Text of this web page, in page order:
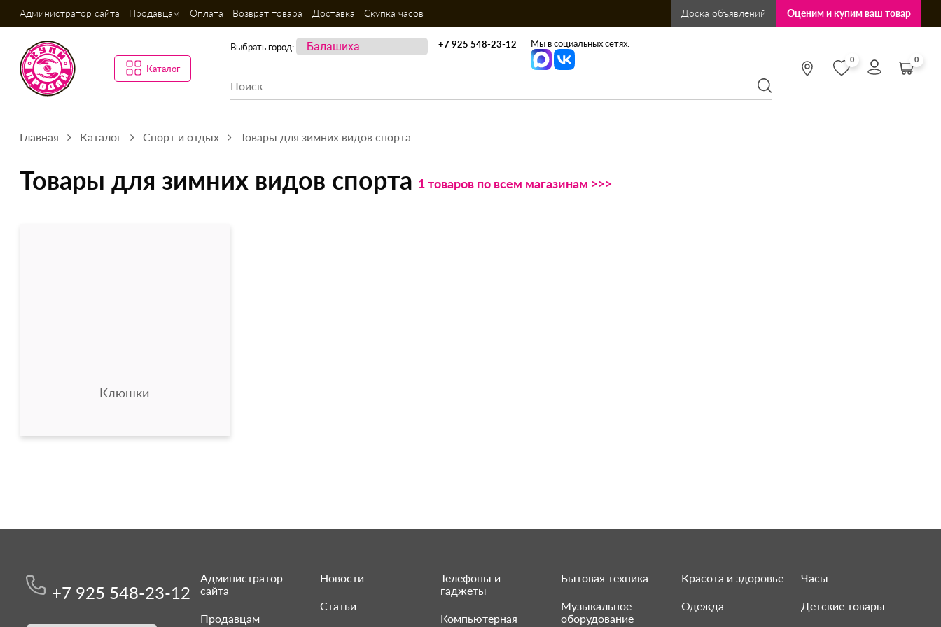
Администратор сайта Продавцам Оплата Возврат товара Доставка Скупка часов Доска объявлений Оценим и купим ваш товар
Каталог
Выбрать город: +7 925 548-23-12 Мы в социальных сетях:
0 0
Главная Каталог Спорт и отдых Товары для зимних видов спорта
Товары для зимних видов спорта 1 товаров по всем магазинам >>>
Клюшки
+7 925 548-23-12
Администратор
сайта
Продавцам
Новости
Статьи
Телефоны и
гаджеты
Компьютерная
Бытовая техника
Музыкальное
оборудование
Красота и здоровье
Одежда
Часы
Детские товары